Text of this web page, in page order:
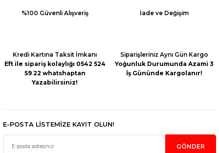
%100 Güvenli Alışveriş İade ve Değişim
Kredi Kartına Taksit İmkanı
Eft ile sipariş kolaylığı 0542 524
59 22 whatshaptan
Yazabilirsiniz!
Siparişleriniz Aynı Gün Kargo
Yoğunluk Durumunda Azami 3
İş Gününde Kargolanır!
E-POSTA LİSTEMİZE KAYIT OLUN!
GÖNDER